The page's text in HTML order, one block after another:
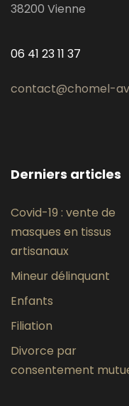
38200 Vienne
06 41 23 11 37
contact@chomel-
Derniers articles
Covid-19 : vente de
masques en tissus
artisanaux
Mineur délinquant
Enfants
Filiation
Divorce par
consentement